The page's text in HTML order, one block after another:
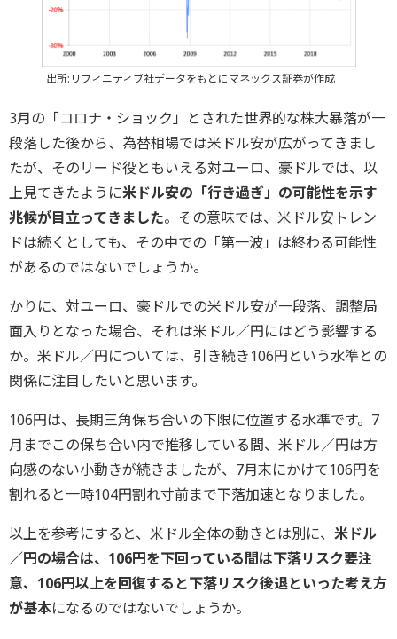
出所:リフィニティブ社データをもとにマネックス証券が作成
3月の「コロナ・ショック」とされた世界的な株大暴落が一
段落した後から、為替相場では米ドル安が広がってきまし
たが、そのリード役ともいえる対ユーロ、豪ドルでは、以
上見てきたように米ドル安の「行き過ぎ」の可能性を示す
兆候が目立ってきました。その意味では、米ドル安トレン
ドは続くとしても、その中での「第一波」は終わる可能性
があるのではないでしょうか。
かりに、対ユーロ、豪ドルでの米ドル安が一段落、調整局
面入りとなった場合、それは米ドル／円にはどう影響する
か。米ドル／円については、引き続き106円という水準との
関係に注目したいと思います。
106円は、長期三角保ち合いの下限に位置する水準です。7
月までこの保ち合い内で推移している間、米ドル／円は方
向感のない小動きが続きましたが、7月末にかけて106円を
割れると一時104円割れ寸前まで下落加速となりました。
以上を参考にすると、米ドル全体の動きとは別に、 米ドル
／円の場合は、106円を下回っている間は下落リスク要注
意、106円以上を回復すると下落リスク後退といった考え方
が基本になるのではないでしょうか。